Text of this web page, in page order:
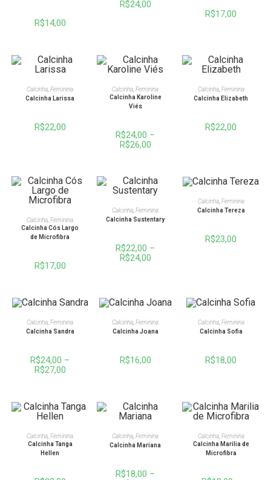
R$14,00
R$24,00
R$17,00
VER OPÇÕES
Calcinha ,Feminina
Calcinha Larissa
R$22,00
VER OPÇÕES
Calcinha ,Feminina
Calcinha Karoline
Viés
R$24,00 –
R$26,00
VER OPÇÕES
Calcinha, Feminina
Calcinha Elizabeth
R$22,00
VER OPÇÕES
Calcinha ,Feminina
Calcinha Cós Largo
de Microfibra
R$17,00
VER OPÇÕES
Calcinha ,Feminina
Calcinha Sustentary
R$22,00 –
R$24,00
VER OPÇÕES
Calcinha, Feminina
Calcinha Tereza
R$23,00
VER OPÇÕES
Calcinha,Feminina
Calcinha Sandra
R$24,00 –
R$27,00
VER OPÇÕES
Calcinha,Feminina
Calcinha Joana
R$16,00
VER OPÇÕES
Calcinha, Feminina
Calcinha Sofia
R$18,00
VER OPÇÕES
Calcinha ,Feminina
Calcinha Tanga
Hellen
VER OPÇÕES
Calcinha ,Feminina
Calcinha Mariana
R$18,00 –
VER OPÇÕES
Calcinha, Feminina
Calcinha Marilia de
Microfibra